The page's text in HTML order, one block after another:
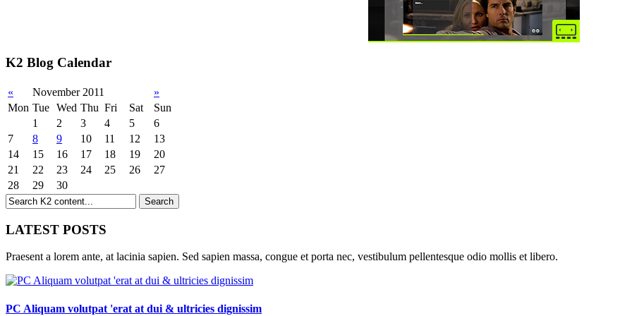
K2 Blog Calendar
« November 2011
»
Mon Tue Wed Thu Fri Sat
Sun
1
2 3 4 5
6
7
8 9 10 11 12
13
14
15 16 17 18 19
20
21
22 23 24 25 26
27
28
29 30
LATEST POSTS
Praesent a lorem ante, at lacinia sapien. Sed sapien massa, congue et porta nec, vestibulum pellentesque odio mollis et libero.
PC Aliquam volutpat 'erat at dui & ultricies dignissim